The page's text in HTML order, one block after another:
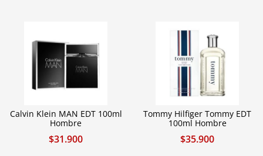
Calvin Klein MAN EDT 100ml
Hombre
$31.900
Tommy Hilfiger Tommy EDT
100ml Hombre
$35.900